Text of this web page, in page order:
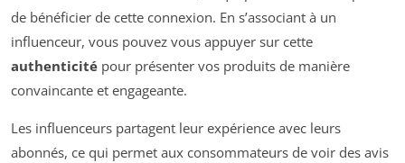
de bénéficier de cette connexion. En s’associant à un
influenceur, vous pouvez vous appuyer sur cette
authenticité pour présenter vos produits de manière
convaincante et engageante.
Les influenceurs partagent leur expérience avec leurs
abonnés, ce qui permet aux consommateurs de voir des avis